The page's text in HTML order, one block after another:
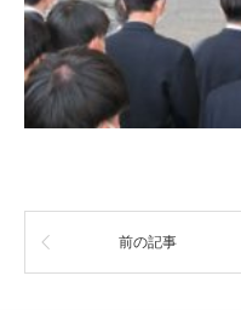
前の記事